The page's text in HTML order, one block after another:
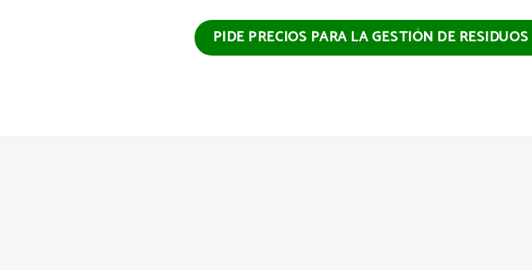
PIDE PRECIOS PARA LA GESTIÓN DE